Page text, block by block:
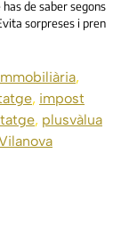
de saber segons
sorpreses i pren
,
, impost
, plusvàlua